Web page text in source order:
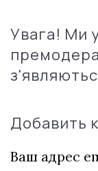
Увага! Ми
Добавить
Ваш адрес